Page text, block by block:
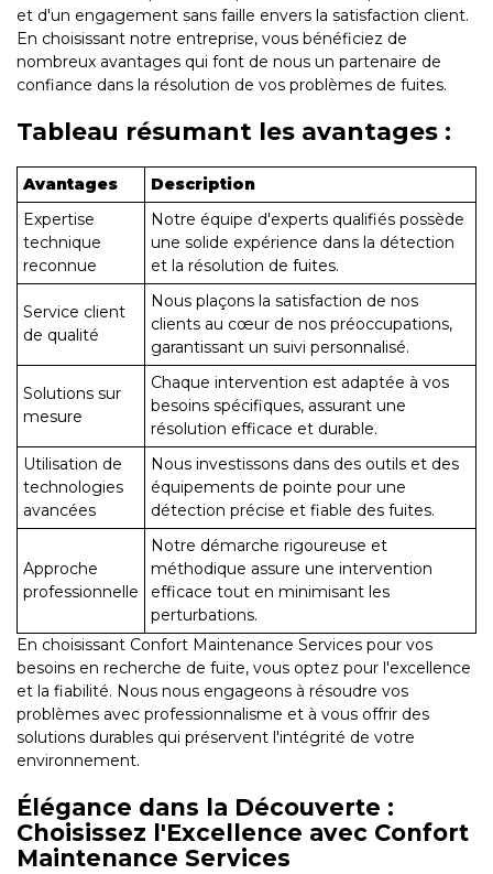
et d'un engagement sans faille envers la satisfaction client.
En choisissant notre entreprise, vous bénéficiez de
nombreux avantages qui font de nous un partenaire de
confiance dans la résolution de vos problèmes de fuites.
Tableau résumant les avantages :
Avantages
Description
Expertise
technique
reconnue
Notre équipe d'experts qualifiés possède
une solide expérience dans la détection
et la résolution de fuites.
Service client
de qualité
Nous plaçons la satisfaction de nos
clients au cœur de nos préoccupations,
garantissant un suivi personnalisé.
Solutions sur
mesure
Chaque intervention est adaptée à vos
besoins spécifiques, assurant une
résolution efficace et durable.
Utilisation de
technologies
avancées
Nous investissons dans des outils et des
équipements de pointe pour une
détection précise et fiable des fuites.
Approche
professionnelle
Notre démarche rigoureuse et
méthodique assure une intervention
efficace tout en minimisant les
perturbations.
En choisissant Confort Maintenance Services pour vos
besoins en recherche de fuite, vous optez pour l'excellence
et la fiabilité. Nous nous engageons à résoudre vos
problèmes avec professionnalisme et à vous offrir des
solutions durables qui préservent l'intégrité de votre
environnement.
Élégance dans la Découverte :
Choisissez l'Excellence avec Confort
Maintenance Services